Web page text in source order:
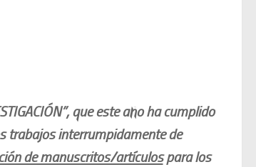
que este año ha cumplido
trabajos interrumpidamente de
de manuscritos/artículospara los